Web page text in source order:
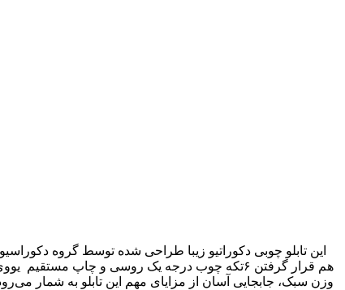
این تابلو چوبی دکوراتیو زیبا طراحی شده توسط گروه
هم قرار گرفتن ۶تکه چوب درجه یک روسی و چاپ
وزن سبک، جابجایی آسان از مزایای مهم این تابلو به شمار